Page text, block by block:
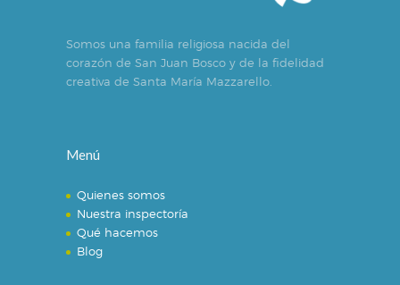
Somos una familia religiosa nacida del
corazón de San Juan Bosco y de la fidelidad
creativa de Santa María Mazzarello.
Menú
Quienes somos
Nuestra inspectoría
Qué hacemos
Blog